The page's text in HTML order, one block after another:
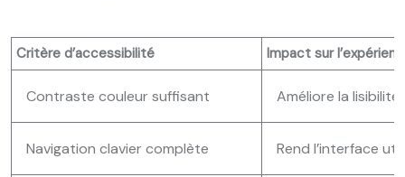
Critère d’accessibilité Impact sur
Contraste couleur suffisant Améliore la
Navigation clavier complète Rend l’interface